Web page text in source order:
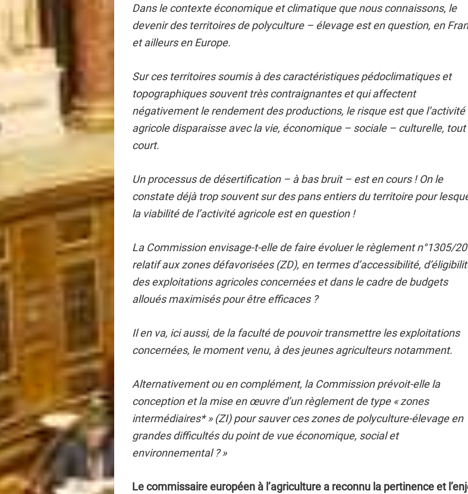
Dans le contexte économique et climatique que nous connaissons, le
devenir des territoires de polyculture – élevage est en question, en
et ailleurs en Europe.
Sur ces territoires soumis à des caractéristiques pédoclimatiques et
topographiques souvent très contraignantes et qui affectent
négativement le rendement des productions, le risque est que l’activité
agricole disparaisse avec la vie, économique – sociale – culturelle, tout
court.
Un processus de désertification – à bas bruit – est en cours ! On le
constate déjà trop souvent sur des pans entiers du territoire pour
la viabilité de l’activité agricole est en question !
La Commission envisage-t-elle de faire évoluer le règlement n°1305/
relatif aux zones défavorisées (ZD), en termes d’accessibilité,
des exploitations agricoles concernées et dans le cadre de budgets
alloués maximisés pour être efficaces ?
Il en va, ici aussi, de la faculté de pouvoir transmettre les exploitations
concernées, le moment venu, à des jeunes agriculteurs notamment.
Alternativement ou en complément, la Commission prévoit-elle la
conception et la mise en œuvre d’un règlement de type « zones
intermédiaires* » (ZI) pour sauver ces zones de polyculture-élevage en
grandes difficultés du point de vue économique, social et
environnemental ? »
Le commissaire européen à l’agriculture a reconnu la pertinence et